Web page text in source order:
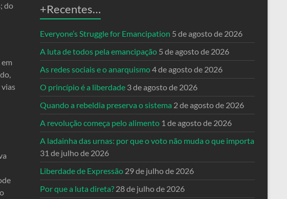
do
+Recentes…
Everyone’s Struggle for Emancipation 5 de agosto de 2026
A luta de todos pela emancipação 5 de agosto de 2026
As redes sociais e o anarquismo4 de agosto de 2026
O princípio é a liberdade 3 de agosto de 2026
Quando a rebeldia preserva o sistema 2 de agosto de 2026
A revolução começa pelo alimento 1 de agosto de 2026
A ladainha das urnas: por que o voto não muda o que importa
31 de julho de 2026
Liberdade de Expressão 29 de julho de 2026
Por que a luta direta? 28 de julho de 2026